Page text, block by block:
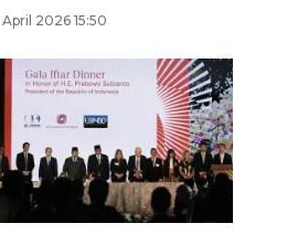
April 2026 15:50
kejahatan